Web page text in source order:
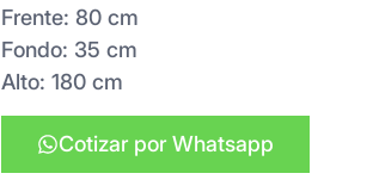
Frente: 80 cm
Fondo: 35 cm
Alto: 180 cm
Cotizar por Whatsapp